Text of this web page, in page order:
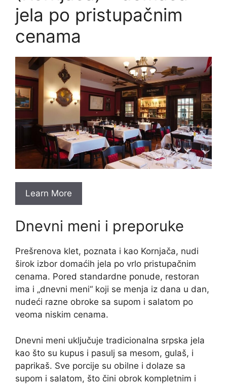
jela po pristupačnim
cenama
Learn More
Dnevni meni i preporuke
Prešrenova klet, poznata i kao Kornjača, nudi
širok izbor domaćih jela po vrlo pristupačnim
cenama. Pored standardne ponude, restoran
ima i „dnevni meni“ koji se menja iz dana u dan,
nudeći razne obroke sa supom i salatom po
veoma niskim cenama.
Dnevni meni uključuje tradicionalna srpska jela
kao što su kupus i pasulj sa mesom, gulaš, i
paprikaš. Sve porcije su obilne i dolaze sa
supom i salatom, što čini obrok kompletnim i